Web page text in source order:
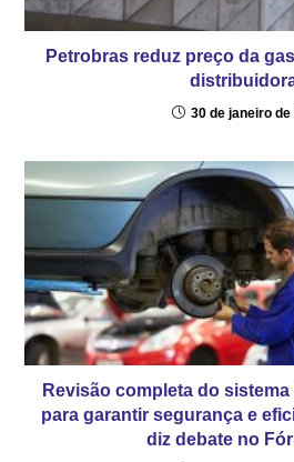
Petrobras reduz preço da
30 de janeiro de
Revisão completa do sistema
para garantir segurança e
diz debate no